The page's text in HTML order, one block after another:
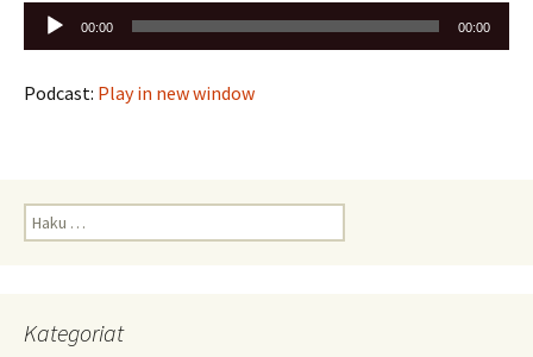
Äänitoistin
00:00 00:00
Podcast: Play in new window
Haku:
Kategoriat